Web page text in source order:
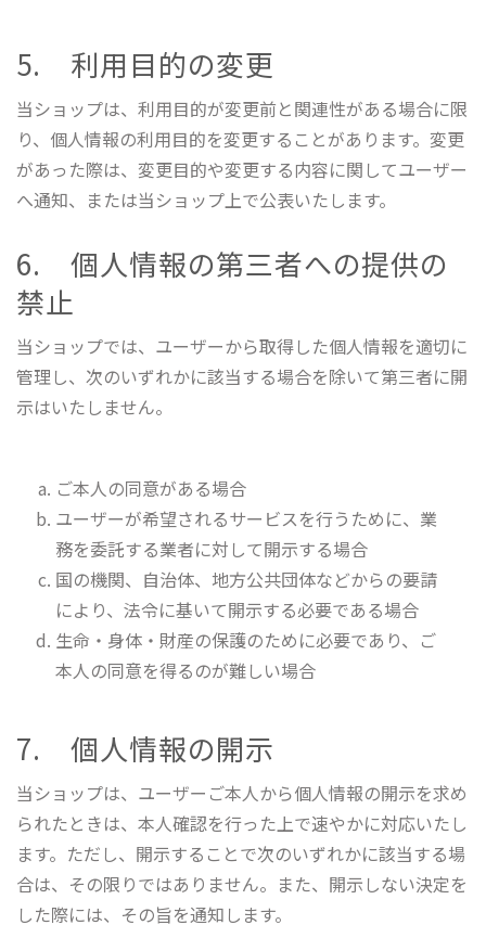
5. 利用目的の変更
当ショップは、利用目的が変更前と関連性がある場合に限
り、個人情報の利用目的を変更することがあります。変更
があった際は、変更目的や変更する内容に関してユーザー
へ通知、または当ショップ上で公表いたします。
6. 個人情報の第三者への提供の
禁止
当ショップでは、ユーザーから取得した個人情報を適切に
管理し、次のいずれかに該当する場合を除いて第三者に開
示はいたしません。
ご本人の同意がある場合
ユーザーが希望されるサービスを行うために、業
務を委託する業者に対して開示する場合
国の機関、自治体、地方公共団体などからの要請
により、法令に基いて開示する必要である場合
生命・身体・財産の保護のために必要であり、ご
本人の同意を得るのが難しい場合
7. 個人情報の開示
当ショップは、ユーザーご本人から個人情報の開示を求め
られたときは、本人確認を行った上で速やかに対応いたし
ます。ただし、開示することで次のいずれかに該当する場
合は、その限りではありません。また、開示しない決定を
した際には、その旨を通知します。